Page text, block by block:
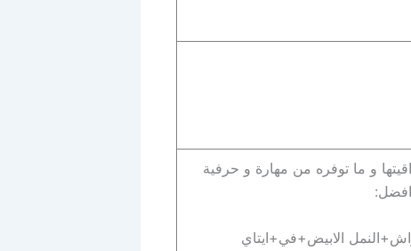
و ما توفره من مهارة و حرفية
الابيض+في+ايتاي